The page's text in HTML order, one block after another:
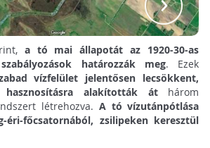
a tó mai állapotát az 1920-30-as
határozzák meg. Ezek
vízfelület jelentősen lecsökkent,
alakították áthárom
létrehozva. A tó vízutánpótlása
éri-főcsatornából, zsilipeken keresztül